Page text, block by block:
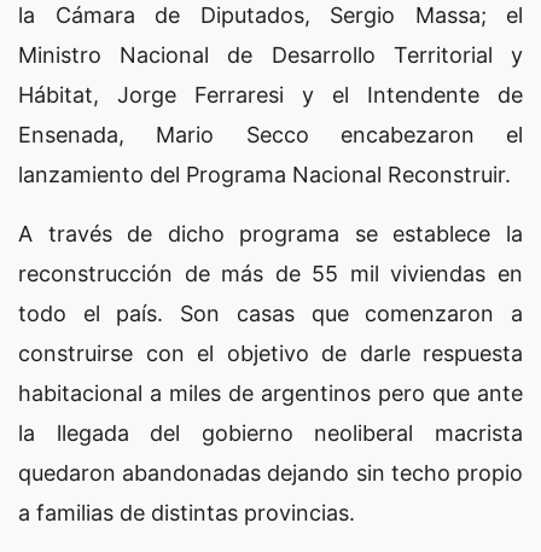
la Cámara de Diputados, Sergio Massa; el
Ministro Nacional de Desarrollo Territorial y
Hábitat, Jorge Ferraresi y el Intendente de
Ensenada, Mario Secco encabezaron el
lanzamiento del Programa Nacional Reconstruir.
A través de dicho programa se establece la
reconstrucción de más de 55 mil viviendas en
todo el país. Son casas que comenzaron a
construirse con el objetivo de darle respuesta
habitacional a miles de argentinos pero que ante
la llegada del gobierno neoliberal macrista
quedaron abandonadas dejando sin techo propio
a familias de distintas provincias.